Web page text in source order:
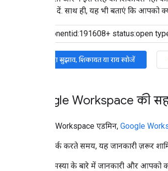
जानकारी दें. साथ ही, यह भी बताएं कि आपको
मौजूदा सुझाव, शिकायत या राय खोजें
Google Workspace की
Google Workspace एडमिन, Google
हमसे संपर्क करते समय, यह जानकारी ज़रूर
समस्या के बारे में जानकारी और आपको